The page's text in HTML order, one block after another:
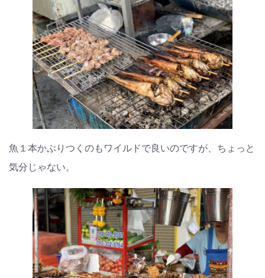
魚１本かぶりつくのもワイルドで良いのですが、ちょっと
気分じゃない。